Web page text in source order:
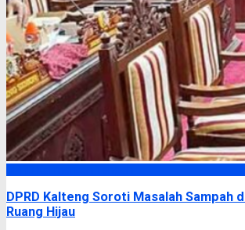
DPRD Kalteng Soroti Masalah Sampah
Ruang Hijau